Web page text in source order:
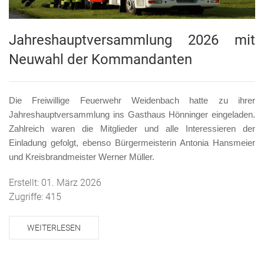
Jahreshauptversammlung 2026 mit
Neuwahl der Kommandanten
Die Freiwillige Feuerwehr Weidenbach hatte zu ihrer
Jahreshauptversammlung ins Gasthaus Hönninger eingeladen.
Zahlreich waren die Mitglieder und alle Interessieren der
Einladung gefolgt, ebenso Bürgermeisterin Antonia Hansmeier
und Kreisbrandmeister Werner Müller.
Erstellt: 01. März 2026
Zugriffe: 415
WEITERLESEN